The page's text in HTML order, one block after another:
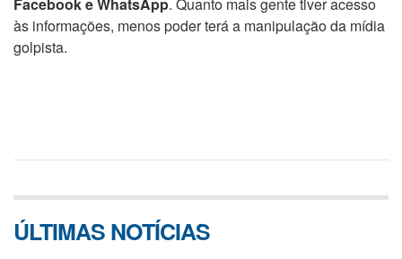
às informações, menos poder terá a manipulação da mídia
golpista.
ÚLTIMAS NOTÍCIAS